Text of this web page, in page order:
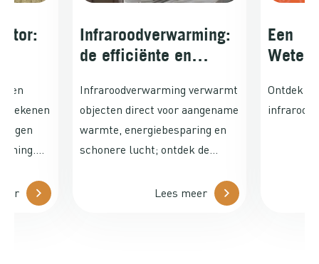
een
Infraroodverwarming:
de efficiënte en
om uw huis te
verwarmen
Infraroodverwarming verwarmt
objecten direct voor aangename
warmte, energiebesparing en
schonere lucht; ontdek de
Lees meer
Een
Ontdek